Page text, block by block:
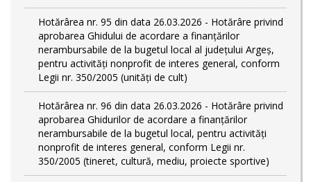
Hotărârea nr. 95 din data 26.03.2026 - Hotărâre privind
aprobarea Ghidului de acordare a finanţărilor
nerambursabile de la bugetul local al județului Argeș,
pentru activităţi nonprofit de interes general, conform
Legii nr. 350/2005 (unități de cult)
Hotărârea nr. 96 din data 26.03.2026 - Hotărâre privind
aprobarea Ghidurilor de acordare a finanţărilor
nerambursabile de la bugetul local, pentru activităţi
nonprofit de interes general, conform Legii nr.
350/2005 (tineret, cultură, mediu, proiecte sportive)